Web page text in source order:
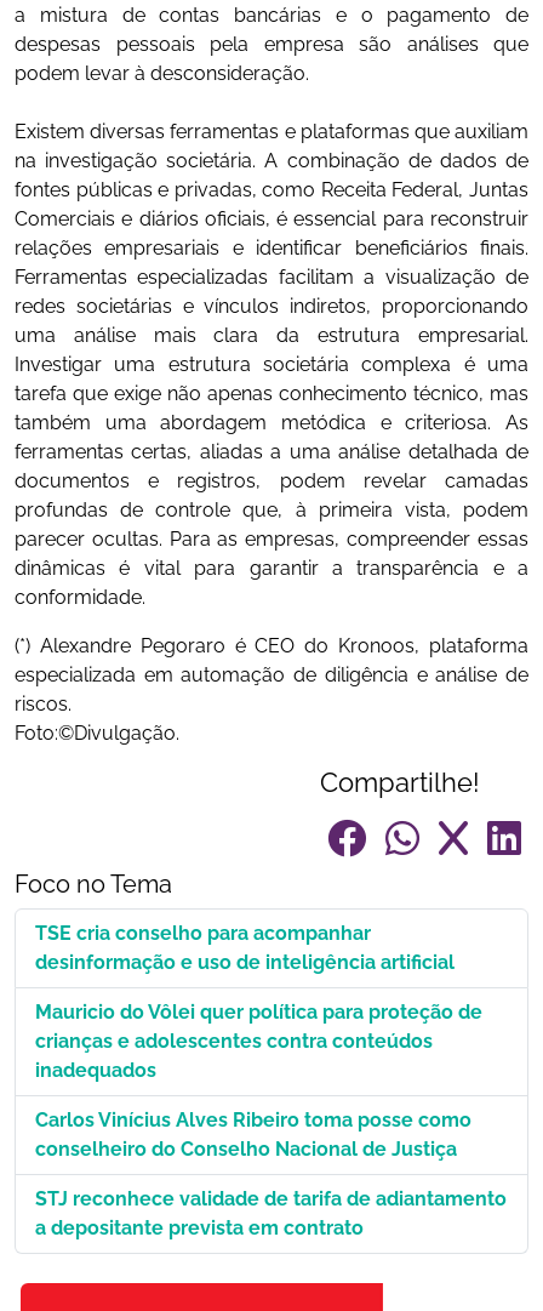
a mistura de contas bancárias e o pagamento de
despesas pessoais pela empresa são análises que
podem levar à desconsideração.
Existem diversas ferramentas e plataformas que auxiliam
na investigação societária. A combinação de dados de
fontes públicas e privadas, como Receita Federal, Juntas
Comerciais e diários oficiais, é essencial para reconstruir
relações empresariais e identificar beneficiários finais.
Ferramentas especializadas facilitam a visualização de
redes societárias e vínculos indiretos, proporcionando
uma análise mais clara da estrutura empresarial.
Investigar uma estrutura societária complexa é uma
tarefa que exige não apenas conhecimento técnico, mas
também uma abordagem metódica e criteriosa. As
ferramentas certas, aliadas a uma análise detalhada de
documentos e registros, podem revelar camadas
profundas de controle que, à primeira vista, podem
parecer ocultas. Para as empresas, compreender essas
dinâmicas é vital para garantir a transparência e a
conformidade.
(*) Alexandre Pegoraro é CEO do Kronoos, plataforma
especializada em automação de diligência e análise de
riscos.
Foto:©Divulgação.
Compartilhe!
Foco no Tema
TSE cria conselho para acompanhar
desinformação e uso de inteligência artificial
Mauricio do Vôlei quer política para proteção de
crianças e adolescentes contra conteúdos
inadequados
Carlos Vinícius Alves Ribeiro toma posse como
conselheiro do Conselho Nacional de Justiça
STJ reconhece validade de tarifa de adiantamento
a depositante prevista em contrato